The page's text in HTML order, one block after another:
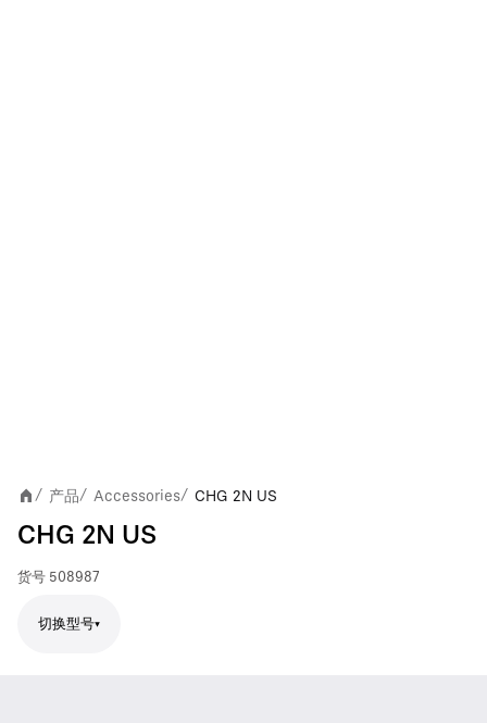
/ 产品/ Accessories/ CHG 2N US
CHG 2N US
货号 508987
切换型号